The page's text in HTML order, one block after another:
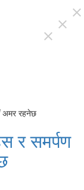
close
close
close
र समर्पण